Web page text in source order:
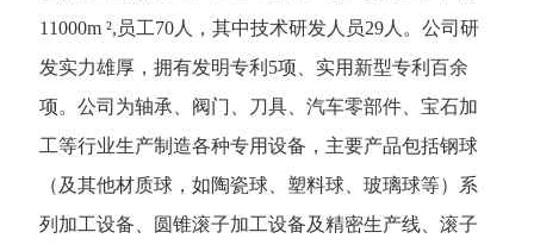
11000m ²,员工70人，其中技术研发人员29人。公司研
发实力雄厚，拥有发明专利5项、实用新型专利百余
项。公司为轴承、阀门、刀具、汽车零部件、宝石加
工等行业生产制造各种专用设备，主要产品包括钢球
（及其他材质球，如陶瓷球、塑料球、玻璃球等）系
列加工设备
圆锥滚子加工设备及精密生产线、滚子